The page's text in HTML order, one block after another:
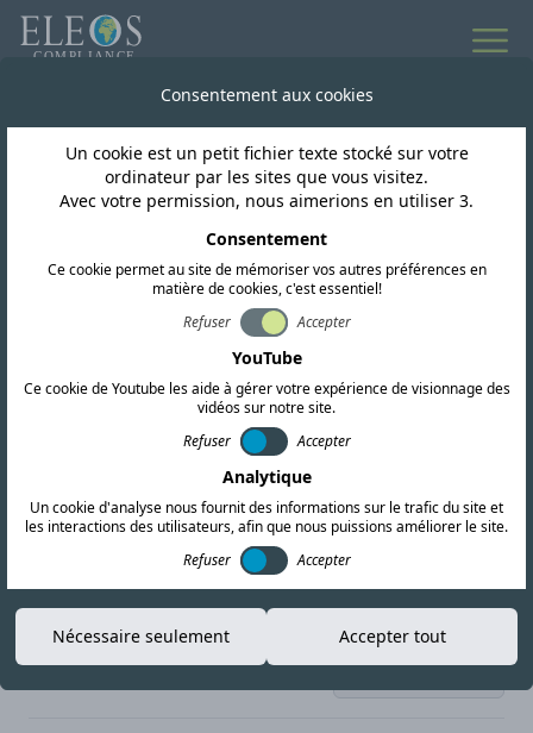
Ouzbékistan
L'Ouzbékistan a
exprimé le souhait
d'harmoniser les
réglementations avec
l'Union Douanière (CU)
Consentement aux cookies
Un cookie est un petit fichier texte stocké sur votre
ordinateur par les sites que vous visitez.
Avec votre permission, nous aimerions en utiliser 3.
Consentement
Ce cookie permet au site de mémoriser vos autres préférences en
matière de cookies, c'est essentiel!
Refuser
Accepter
YouTube
Ce cookie de Youtube les aide à gérer votre expérience de visionnage des
vidéos sur notre site.
Refuser
Accepter
Analytique
Un cookie d'analyse nous fournit des informations sur le trafic du site et
les interactions des utilisateurs, afin que nous puissions améliorer le site.
Refuser
Accepter
Nécessaire seulement Accepter tout